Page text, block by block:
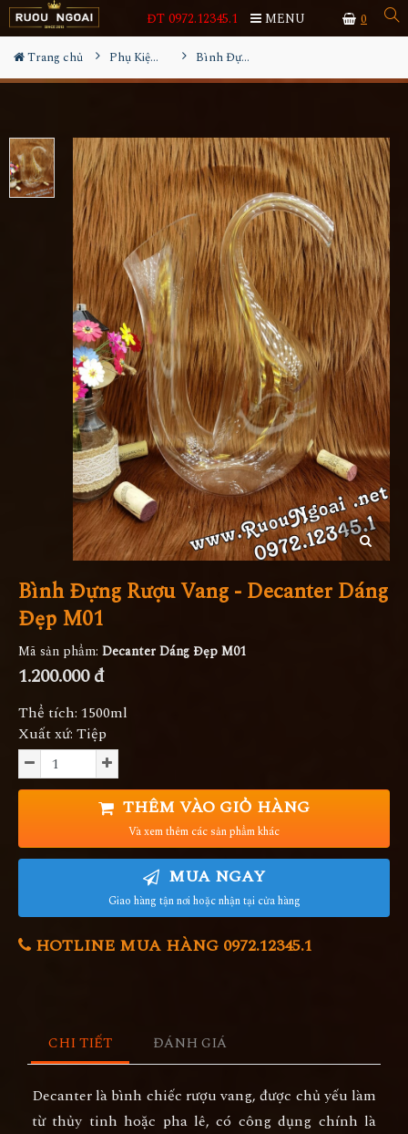
0
ĐT 0972.12345.1 MENU
Trang chủ Phụ Kiện Rượu Bình Đựng Rượu Vang - Decanter Dáng Đẹp M01
Bình Đựng Rượu Vang - Decanter Dáng
Đẹp M01
Mã sản phẩm: Decanter Dáng Đẹp M01
1.200.000 đ
Thể tích: 1500ml
Xuất xứ: Tiệp
THÊM VÀO GIỎ HÀNG
Và xem thêm các sản phẩm khác
MUA NGAY
Giao hàng tận nơi hoặc nhận tại cửa hàng
HOTLINE MUA HÀNG 0972.12345.1
CHI TIẾT ĐÁNH GIÁ
Decanter là bình chiếc rượu vang, được chủ yếu làm
từ thủy tinh hoặc pha lê, có công dụng chính là